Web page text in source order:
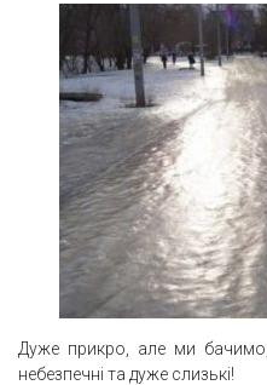
Дуже прикро, але ми
небезпечні та дуже слизькі!